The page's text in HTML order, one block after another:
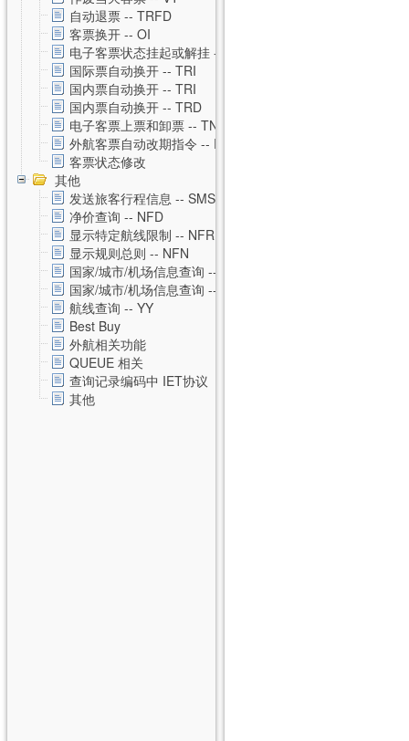
自动退票 -- TRFD
客票换开 -- OI
电子客票状态挂起或解挂 -- TSS
国际票自动换开 -- TRI
国内票自动换开 -- TRI
国内票自动换开 -- TRD
电子客票上票和卸票 -- TN
外航客票自动改期指令 -- RVAL
客票状态修改
其他
发送旅客行程信息 -- SMS
净价查询 -- NFD
显示特定航线限制 -- NFR
显示规则总则 -- NFN
国家/城市/机场信息查询 -- CNTZ
国家/城市/机场信息查询 -- CNTD
航线查询 -- YY
Best Buy
外航相关功能
QUEUE 相关
查询记录编码中 IET协议
其他